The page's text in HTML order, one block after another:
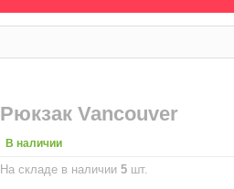
Рюкзак Vancouver
В наличии
На складе в наличии5 шт.